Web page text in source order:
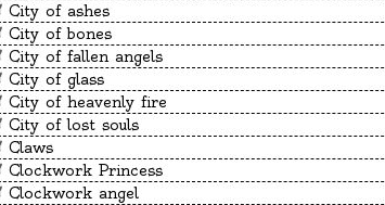
City of ashes
City of bones
City of fallen angels
City of glass
City of heavenly fire
City of lost souls
Claws
Clockwork Princess
Clockwork angel